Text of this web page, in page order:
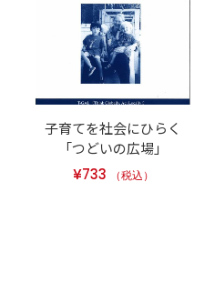
子育てを社会にひらく
「つどいの広場」
¥733 （税込）